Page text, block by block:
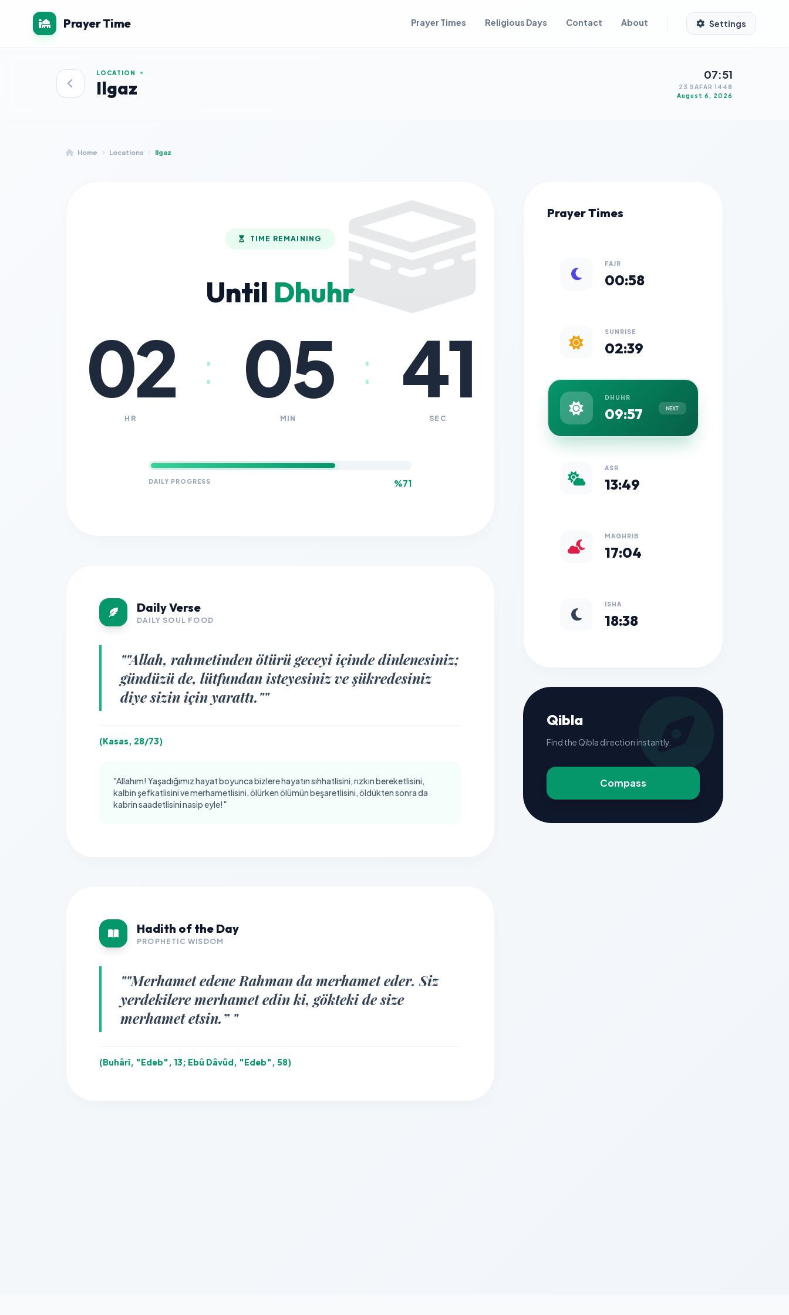
Prayer Time Prayer Times Religious Days Contact About Settings
LOCATION
Ilgaz
07:51
23 SAFAR 1448
August 6, 2026
Home Locations Ilgaz
TIME REMAINING
Until Dhuhr
02
HR
05
MIN
40
SEC
DAILY PROGRESS %71
Daily Verse
DAILY SOUL FOOD
""Allah, rahmetinden ötürü geceyi içinde dinlenesiniz;
gündüzü de, lütfundan isteyesiniz ve şükredesiniz
diye sizin için yarattı.""
(Kasas, 28/73)
"Allahım! Yaşadığımız hayat boyunca bizlere hayatın sıhhatlisini, rızkın bereketlisini,
kalbin şefkatlisini ve merhametlisini, ölürken ölümün beşaretlisini, öldükten sonra da
kabrin saadetlisini nasip eyle!"
Hadith of the Day
PROPHETIC WISDOM
""Merhamet edene Rahman da merhamet eder. Siz
yerdekilere merhamet edin ki, gökteki de size
merhamet etsin.” "
(Buhârî, "Edeb", 13; Ebû Dâvûd, "Edeb", 58)
Prayer Times
FAJR
00:58
SUNRISE
02:39
DHUHR
09:57 NEXT
ASR
13:49
MAGHRIB
17:04
ISHA
18:38
Qibla
Find the Qibla direction instantly.
Compass